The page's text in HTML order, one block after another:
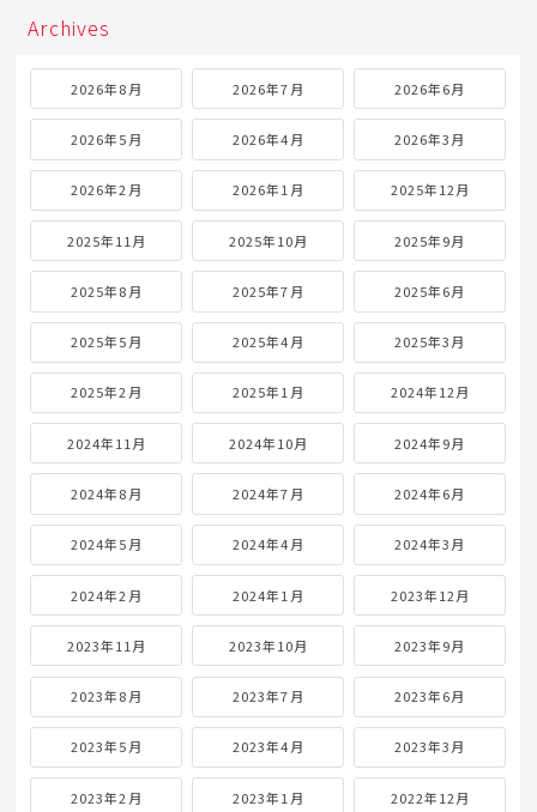
Archives
2026年8月 2026年7月 2026年6月
2026年5月 2026年4月 2026年3月
2026年2月 2026年1月 2025年12月
2025年11月 2025年10月 2025年9月
2025年8月 2025年7月 2025年6月
2025年5月 2025年4月 2025年3月
2025年2月 2025年1月 2024年12月
2024年11月 2024年10月 2024年9月
2024年8月 2024年7月 2024年6月
2024年5月 2024年4月 2024年3月
2024年2月 2024年1月 2023年12月
2023年11月 2023年10月 2023年9月
2023年8月 2023年7月 2023年6月
2023年5月 2023年4月 2023年3月
2023年2月 2023年1月 2022年12月